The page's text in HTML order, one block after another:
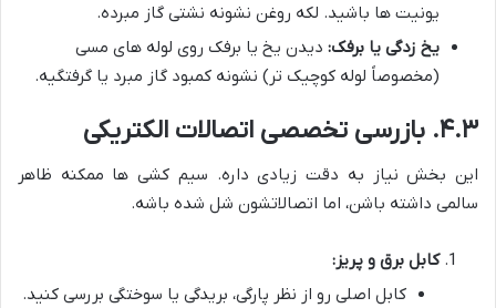
یونیت ها باشید. لکه روغن نشونه نشتی گاز مبرده.
یخ زدگی یا برفک: دیدن یخ یا برفک روی لوله های مسی
(مخصوصاً لوله کوچیک تر) نشونه کمبود گاز مبرد یا گرفتگیه.
۴.۳. بازرسی تخصصی اتصالات الکتریکی
این بخش نیاز به دقت زیادی داره. سیم کشی ها ممکنه ظاهر
سالمی داشته باشن، اما اتصالاتشون شل شده باشه.
کابل برق و پریز:
کابل اصلی رو از نظر پارگی، بریدگی یا سوختگی بررسی کنید.